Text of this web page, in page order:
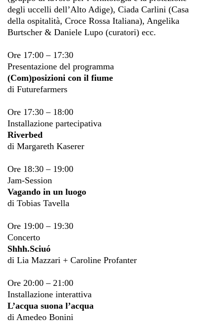
degli uccelli dell’Alto Adige), Ciada Carlini (Casa
della ospitalità, Croce Rossa Italiana), Angelika
Burtscher & Daniele Lupo (curatori) ecc.
Ore 17:00 – 17:30
Presentazione del programma
(Com)posizioni con il fiume
di Futurefarmers
Ore 17:30 – 18:00
Installazione partecipativa
Riverbed
di Margareth Kaserer
Ore 18:30 – 19:00
Jam-Session
Vagando in un luogo
di Tobias Tavella
Ore 19:00 – 19:30
Concerto
Shhh.Sciuó
di Lia Mazzari + Caroline Profanter
Ore 20:00 – 21:00
Installazione interattiva
L’acqua suona l’acqua
di Amedeo Bonini